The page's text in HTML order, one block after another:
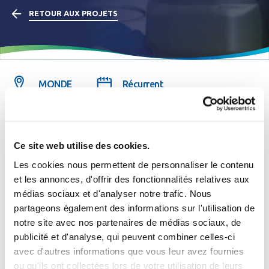
Ce site web utilise des cookies.
Les cookies nous permettent de personnaliser le contenu
et les annonces, d'offrir des fonctionnalités relatives aux
médias sociaux et d'analyser notre trafic. Nous
partageons également des informations sur l'utilisation de
notre site avec nos partenaires de médias sociaux, de
publicité et d'analyse, qui peuvent combiner celles-ci
avec d'autres informations que vous leur avez fournies
ou qu'ils ont collectées lors de votre utilisation de leurs
RETOUR AUX PROJETS
MONDE Récurrent
Description du projet
La protection sanitaire, les retours d’eau, l’utilisation de
l’eau de pluie... constituent des sujets dont
lapréoccupation en matière de santé et de pérennitédes
Se connecter
J'ai déjà un compte
Adresse email *